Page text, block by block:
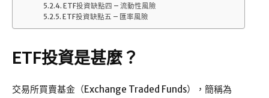
ETF投資缺點四 – 流動性風險
ETF投資缺點五 – 匯率風險
ETF投資是甚麼？
交易所買賣基金（Exchange Traded Funds），簡稱為